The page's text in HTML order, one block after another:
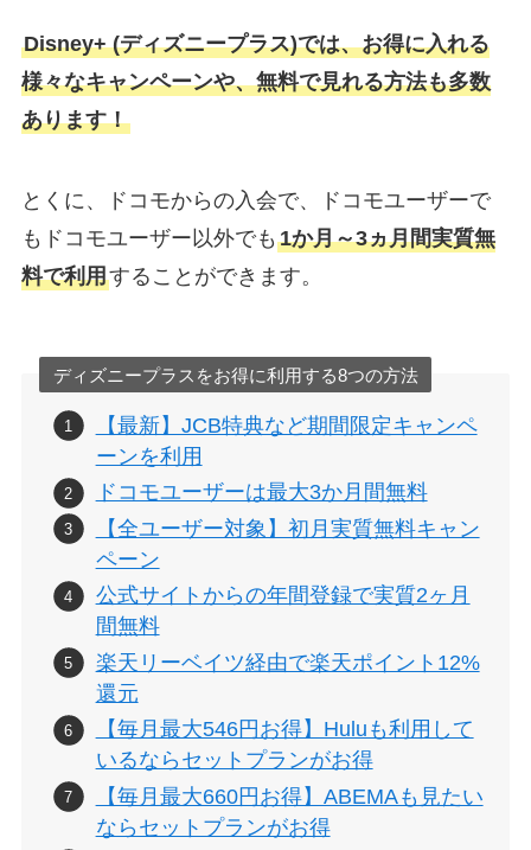
Disney+ (ディズニープラス)では、お得に入れる
様々なキャンペーンや、無料で見れる方法も多数
あります！
とくに、ドコモからの入会で、ドコモユーザーで
もドコモユーザー以外でも 1か月～3ヵ月間実質無
料で利用することができます。
ディズニープラスをお得に利用する8つの方法
【最新】JCB特典など期間限定キャンペ
ーンを利用
ドコモユーザーは最大3か月間無料
【全ユーザー対象】初月実質無料キャン
ペーン
公式サイトからの年間登録で実質2ヶ月
間無料
楽天リーベイツ経由で楽天ポイント12%
還元
【毎月最大546円お得】Huluも利用して
いるならセットプランがお得
【毎月最大660円お得】ABEMAも見たい
ならセットプランがお得